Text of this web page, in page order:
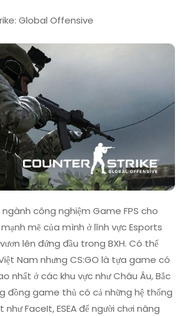
Global Offensive
công nghiệm Game FPS cho
mẽ của mình ở lĩnh vực Esports
lên đứng đầu trong BXH. Có thể
Nam nhưng CS:GO là tựa game có
nhất ở các khu vực như Châu Âu, Bắc
đồng game thủ có cả những hệ thống
FaceIt, ESEA để người chơi nâng